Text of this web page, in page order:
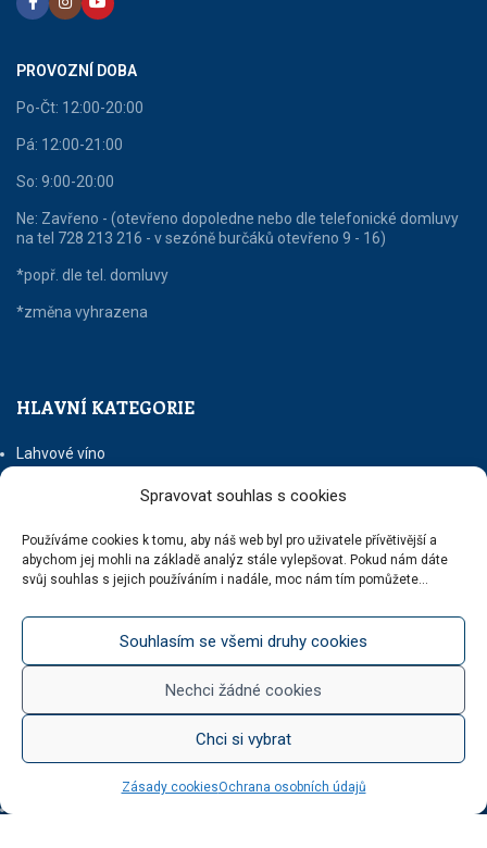
Spravovat souhlas s cookies
Používáme cookies k tomu, aby náš web byl pro uživatele přívětivější a
abychom jej mohli na základě analýz stále vylepšovat. Pokud nám dáte
svůj souhlas s jejich používáním i nadále, moc nám tím pomůžete...
Souhlasím se všemi druhy cookies
Nechci žádné cookies
Chci si vybrat
Zásady cookiesOchrana osobních údajů
PROVOZNÍ DOBA
Po-Čt: 12:00-20:00
Pá: 12:00-21:00
So: 9:00-20:00
Ne: Zavřeno - (otevřeno dopoledne nebo dle telefonické domluvy
na tel 728 213 216 - v sezóně burčáků otevřeno 9 - 16)
*popř. dle tel. domluvy
*změna vyhrazena
HLAVNÍ KATEGORIE
Lahvové víno
Med od Boturů
Dárkové balení
KATEGORIE BLOGU
Vinotéka Botur
Radkův sad